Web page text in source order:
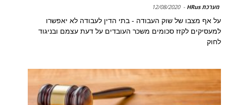
מערכת HRus -
12/08/2020
על אף מצבו של שוק העבודה - בתי הדין לעבודה לא יאפשרו
למעסיקים לקזז סכומים משכר העובדים על דעת עצמם ובניגוד
לחוק